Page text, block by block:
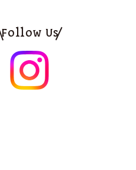
Follow Us